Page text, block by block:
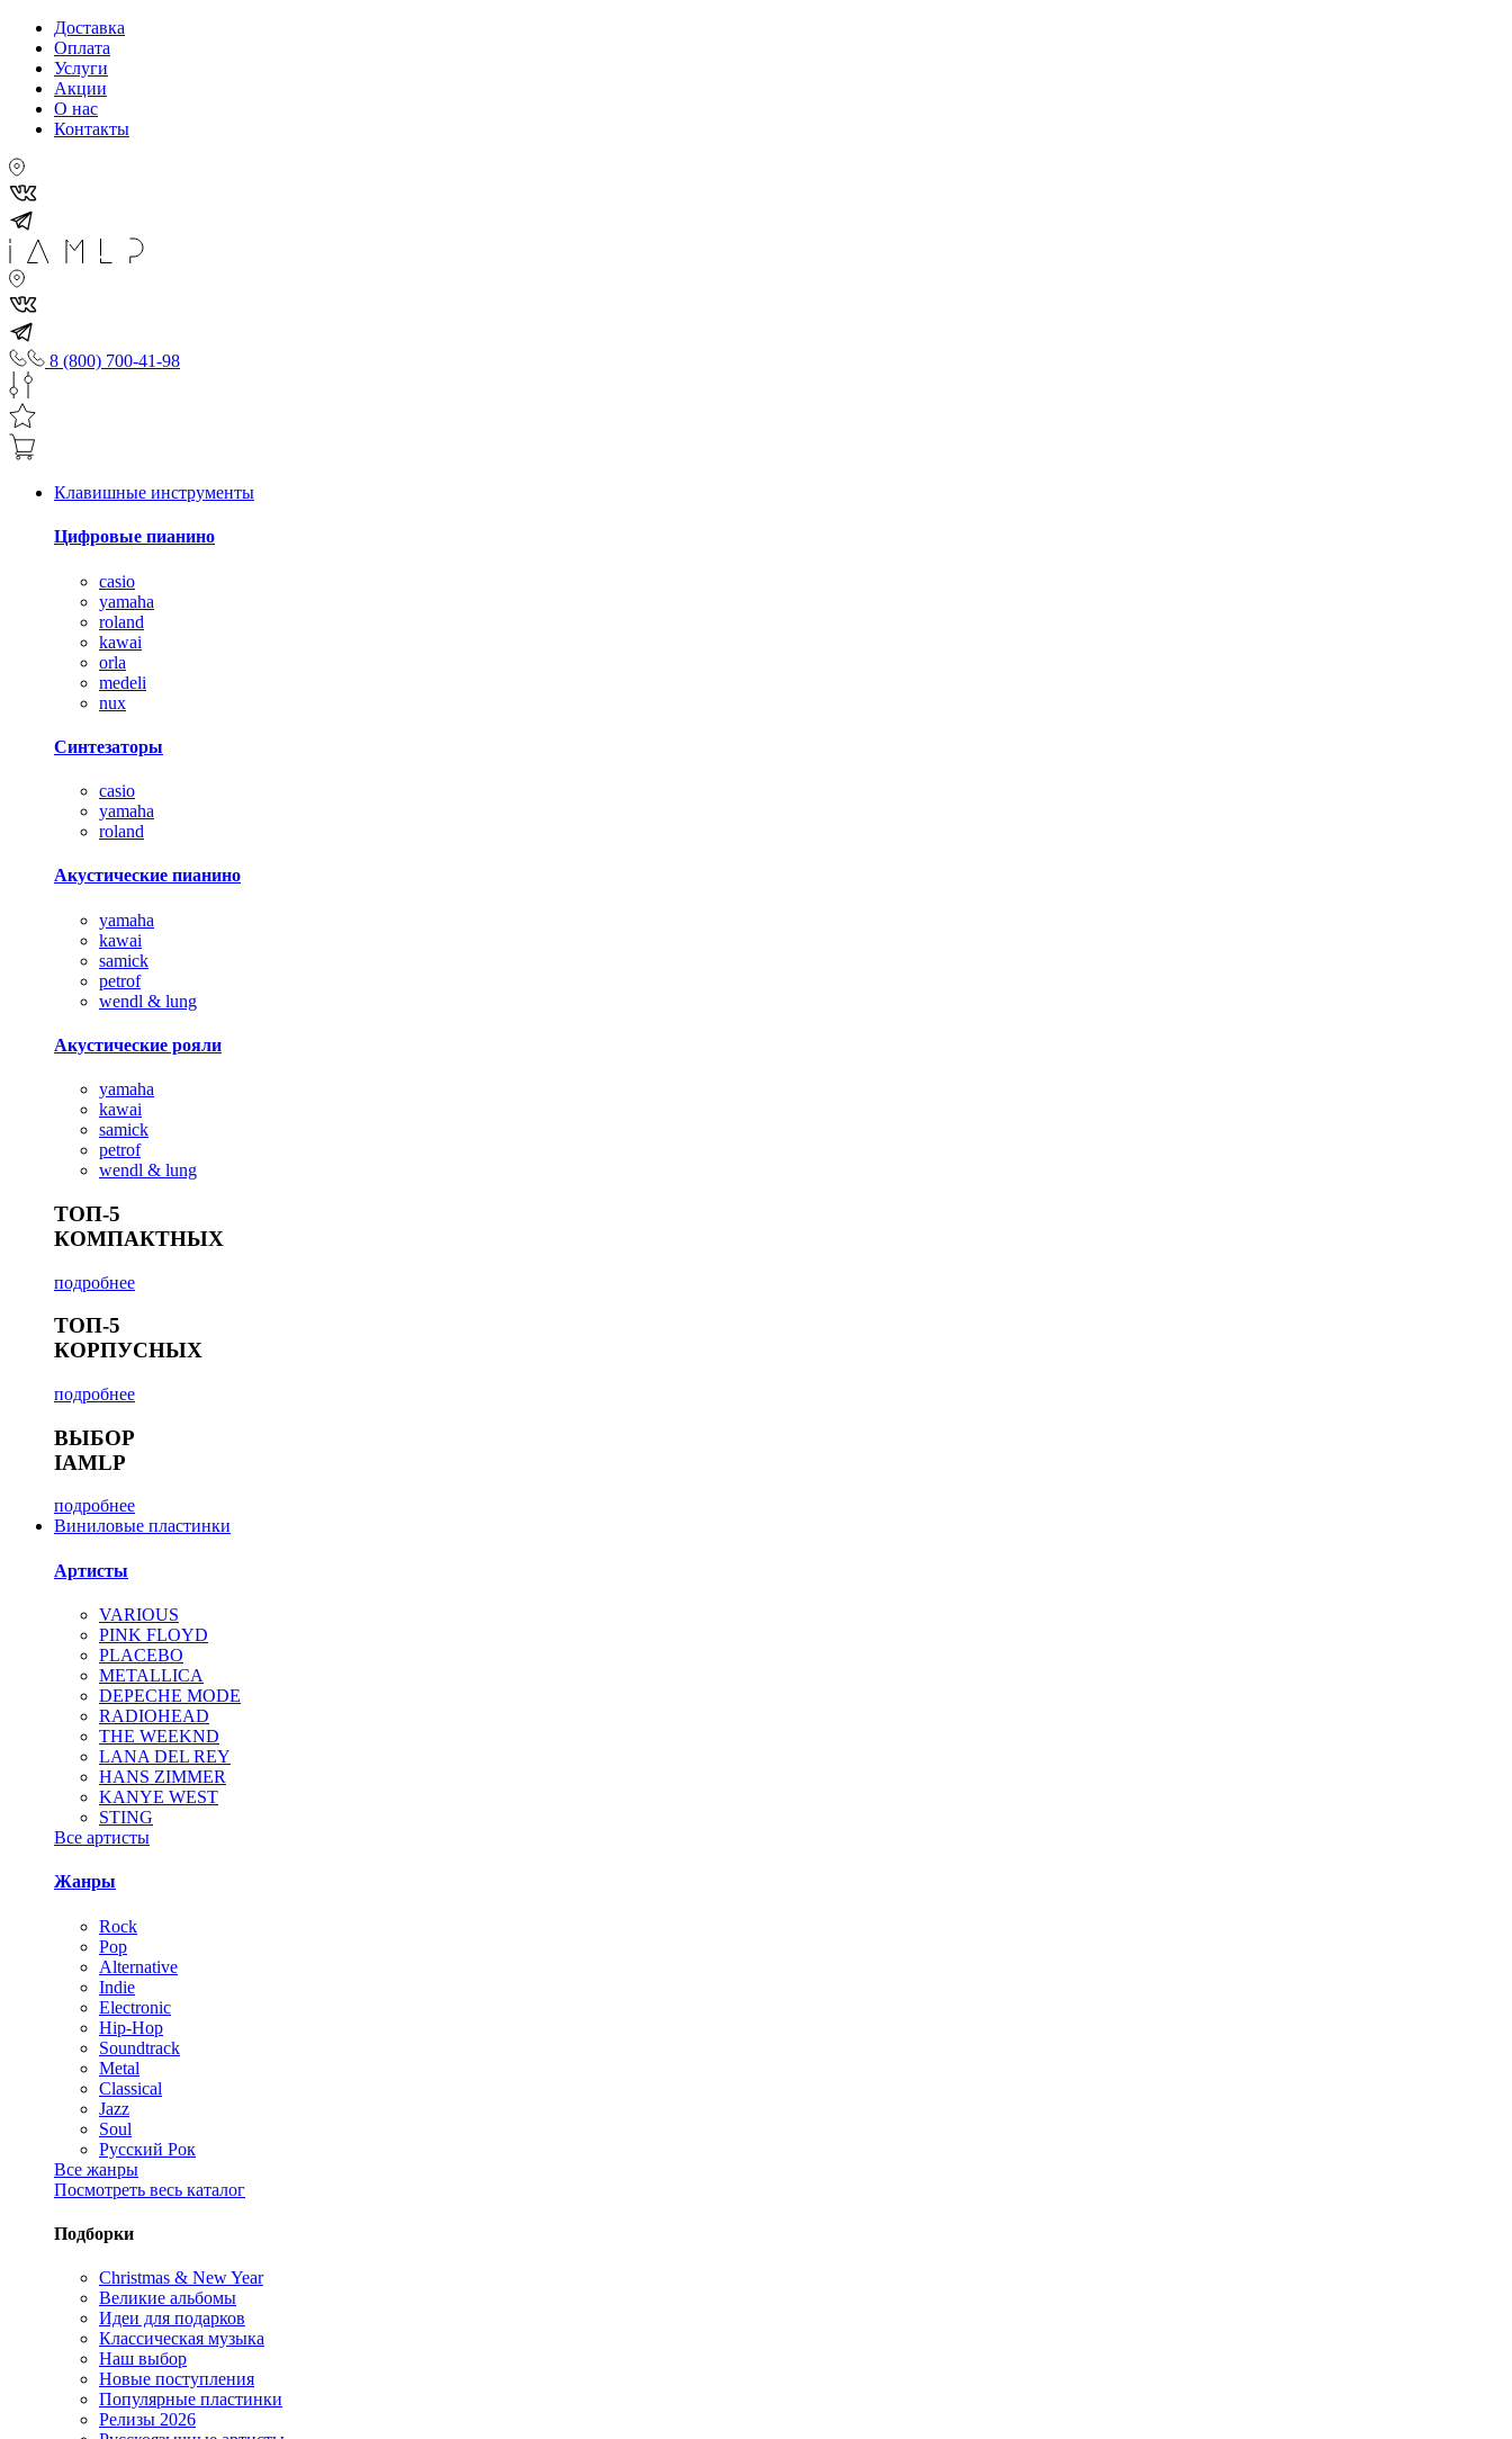
Доставка
Оплата
Услуги
Акции
О нас
Контакты
8 (800) 700-41-98
Клавишные инструменты
Цифровые пианино
casio
yamaha
roland
kawai
orla
medeli
nux
Синтезаторы
casio
yamaha
roland
Акустические пианино
yamaha
kawai
samick
petrof
wendl & lung
Акустические рояли
yamaha
kawai
samick
petrof
wendl & lung
ТОП-5
КОМПАКТНЫХ
подробнее
ТОП-5
КОРПУСНЫХ
подробнее
ВЫБОР
IAMLP
подробнее
Виниловые пластинки
Артисты
VARIOUS
PINK FLOYD
PLACEBO
METALLICA
DEPECHE MODE
RADIOHEAD
THE WEEKND
LANA DEL REY
HANS ZIMMER
KANYE WEST
STING
Все артисты
Жанры
Rock
Pop
Alternative
Indie
Electronic
Hip-Hop
Soundtrack
Metal
Classical
Jazz
Soul
Русский Рок
Все жанры
Посмотреть весь каталог
Подборки
Christmas & New Year
Великие альбомы
Идеи для подарков
Классическая музыка
Наш выбор
Новые поступления
Популярные пластинки
Релизы 2026